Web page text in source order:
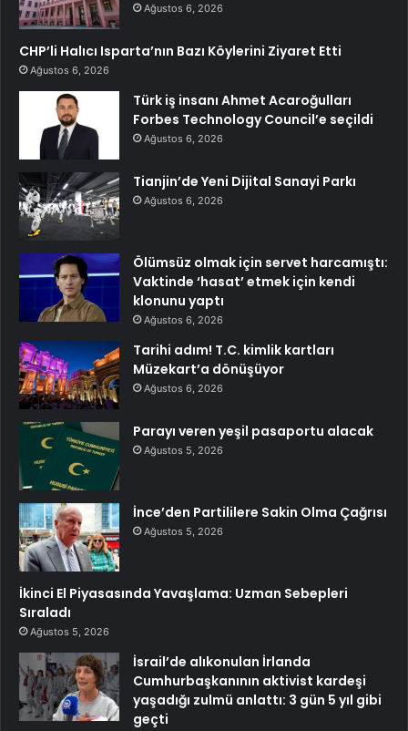
Ağustos 6, 2026
CHP’li Halıcı Isparta’nın Bazı Köylerini Ziyaret Etti
Ağustos 6, 2026
Türk iş insanı Ahmet Acaroğulları
Forbes Technology Council’e seçildi
Ağustos 6, 2026
Tianjin’de Yeni Dijital Sanayi Parkı
Ağustos 6, 2026
Ölümsüz olmak için servet harcamıştı:
Vaktinde ‘hasat’ etmek için kendi
klonunu yaptı
Ağustos 6, 2026
Tarihi adım! T.C. kimlik kartları
Müzekart’a dönüşüyor
Ağustos 6, 2026
Parayı veren yeşil pasaportu alacak
Ağustos 5, 2026
İnce’den Partililere Sakin Olma Çağrısı
Ağustos 5, 2026
İkinci El Piyasasında Yavaşlama: Uzman Sebepleri
Sıraladı
Ağustos 5, 2026
İsrail’de alıkonulan İrlanda
Cumhurbaşkanının aktivist kardeşi
yaşadığı zulmü anlattı: 3 gün 5 yıl gibi
geçti